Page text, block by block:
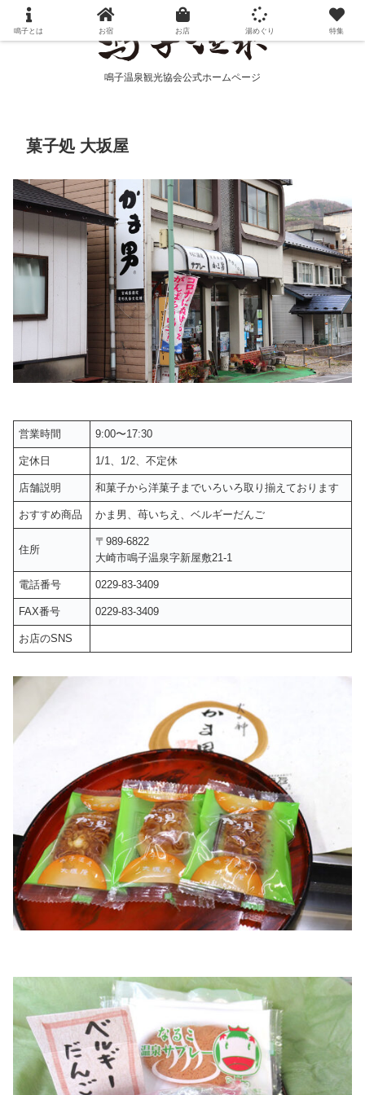
鳴子温泉観光協会公式ホームページ
菓子処 大坂屋
営業時間 9:00〜17:30
定休日 1/1、1/2、不定休
店舗説明 和菓子から洋菓子までいろいろ取り揃えております
おすすめ商品 かま男、苺いちえ、ベルギーだんご
住所
〒989-6822
大崎市鳴子温泉字新屋敷21-1
電話番号 0229-83-3409
FAX番号 0229-83-3409
お店のSNS
鳴子とは お宿 お店 湯めぐり 特集